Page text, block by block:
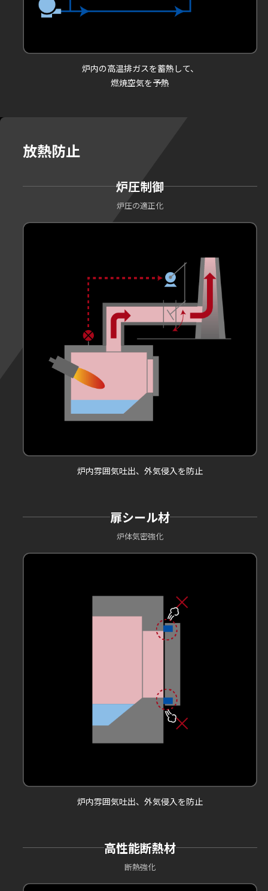
炉内の高温排ガスを蓄熱して、
燃焼空気を予熱
放熱防止
炉圧制御
炉圧の適正化
炉内雰囲気吐出、外気侵入を防止
扉シール材
炉体気密強化
炉内雰囲気吐出、外気侵入を防止
高性能断熱材
断熱強化